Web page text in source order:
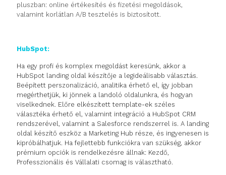
pluszban: online értékesítés és fizetési megoldások,
valamint korlátlan A/B tesztelés is biztosított.
HubSpot:
Ha egy profi és komplex megoldást keresünk, akkor a
HubSpot landing oldal készítője a legideálisabb választás.
Beépített perszonalizáció, analitika érhető el, így jobban
megérthetjük, ki jönnek a landoló oldalunkra, és hogyan
viselkednek. Előre elkészített template-ek széles
választéka érhető el, valamint integráció a HubSpot CRM
rendszerével, valamint a Salesforce rendszerrel is. A landing
oldal készítő eszköz a Marketing Hub része, és ingyenesen is
kipróbálhatjuk. Ha fejlettebb funkciókra van szükség, akkor
prémium opciók is rendelkezésre állnak: Kezdő,
Professzionális és Vállalati csomag is választható.